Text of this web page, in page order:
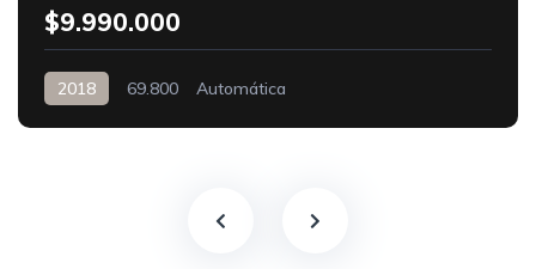
$9.990.000
2018 69.800 Automática